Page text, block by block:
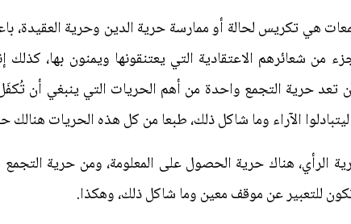
هي تكريس لحالة أو ممارسة حرية الدين وحرية
من شعائرهم الاعتقادية التي يعتنقونها ويمنون بها،
تعد حرية التجمع واحدة من أهم الحريات التي ينبغي أن
الآراء وما شاكل ذلك، طبعا من كل هذه الحريات
الرأي، هناك حرية الحصول على المعلومة، ومن حرية التجمع
للتعبير عن موقف معين وما شاكل ذلك، وهكذا.